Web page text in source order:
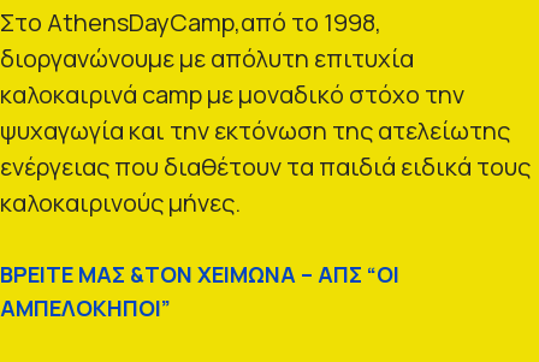
Στο AthensDayCamp,από το 1998,
διοργανώνουμε με απόλυτη επιτυχία
καλοκαιρινά camp με μοναδικό στόχο την
ψυχαγωγία και την εκτόνωση της ατελείωτης
ενέργειας που διαθέτουν τα παιδιά ειδικά τους
καλοκαιρινούς μήνες.
ΒΡΕΙΤΕ ΜΑΣ &ΤΟΝ ΧΕΙΜΩΝΑ – ΑΠΣ “ΟΙ
ΑΜΠΕΛΟΚΗΠΟΙ”